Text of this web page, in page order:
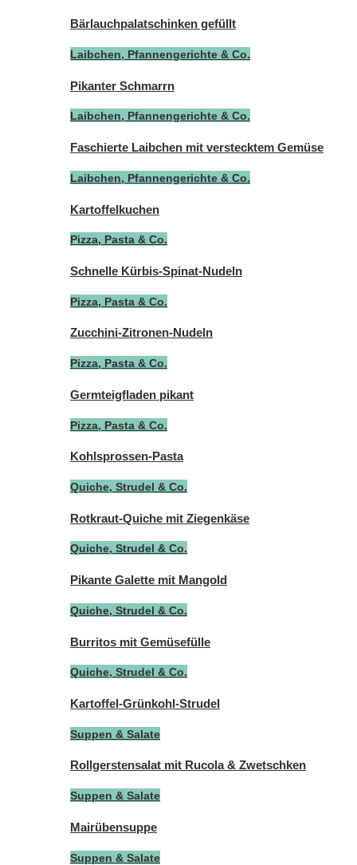
Bärlauchpalatschinken gefüllt
Laibchen, Pfannengerichte & Co.
Pikanter Schmarrn
Laibchen, Pfannengerichte & Co.
Faschierte Laibchen mit verstecktem Gemüse
Laibchen, Pfannengerichte & Co.
Kartoffelkuchen
Pizza, Pasta & Co.
Schnelle Kürbis-Spinat-Nudeln
Pizza, Pasta & Co.
Zucchini-Zitronen-Nudeln
Pizza, Pasta & Co.
Germteigfladen pikant
Pizza, Pasta & Co.
Kohlsprossen-Pasta
Quiche, Strudel & Co.
Rotkraut-Quiche mit Ziegenkäse
Quiche, Strudel & Co.
Pikante Galette mit Mangold
Quiche, Strudel & Co.
Burritos mit Gemüsefülle
Quiche, Strudel & Co.
Kartoffel-Grünkohl-Strudel
Suppen & Salate
Rollgerstensalat mit Rucola & Zwetschken
Suppen & Salate
Mairübensuppe
Suppen & Salate